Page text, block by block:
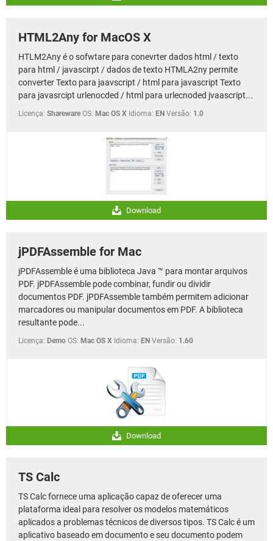
HTML2Any for MacOS X
HTLM2Any é o sofwtare para conevrter dados html / texto
para html / javascirpt / dados de texto HTMLA2ny permite
converter Texto para jaavscript / html para javascript Texto
para javasrcipt urlenocded / html para urlecnoded jvaascript...
Licença: Shareware OS: Mac OS X Idioma: EN Versão: 1.0
Download
jPDFAssemble for Mac
jPDFAssemble é uma biblioteca Java ™ para montar arquivos
PDF. jPDFAssemble pode combinar, fundir ou dividir
documentos PDF. jPDFAssemble também permitem adicionar
marcadores ou manipular documentos em PDF. A biblioteca
resultante pode...
Licença: Demo OS: Mac OS X Idioma: EN Versão: 1.60
Download
TS Calc
TS Calc fornece uma aplicação capaz de oferecer uma
plataforma ideal para resolver os modelos matemáticos
aplicados a problemas técnicos de diversos tipos. TS Calc é um
aplicativo baseado em documento e seu documento podem